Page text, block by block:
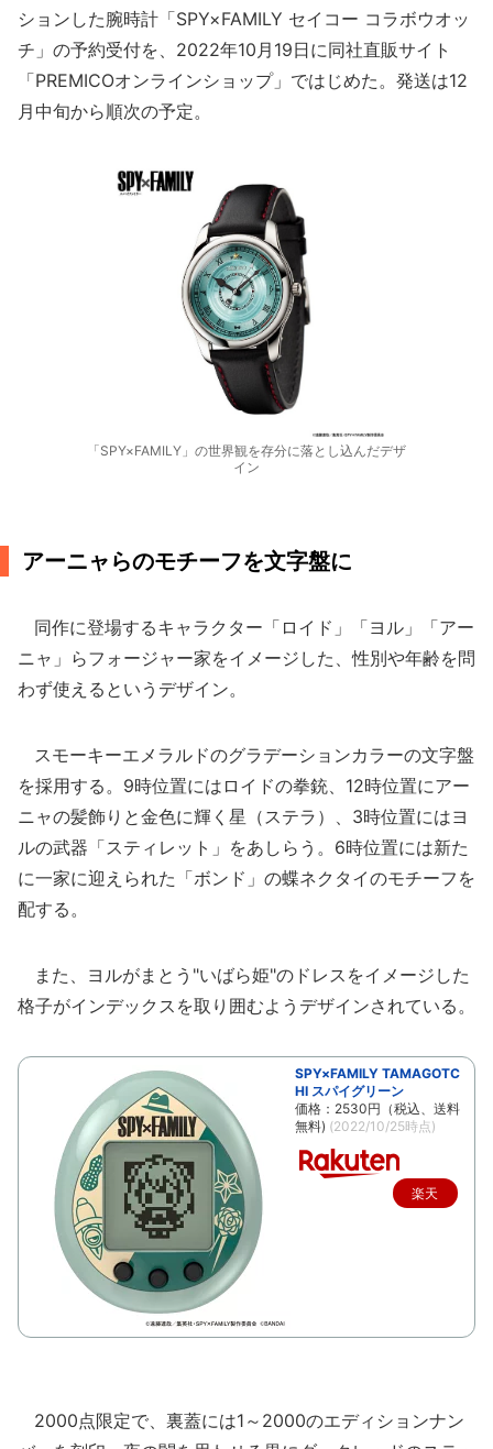
ションした腕時計「SPY×FAMILY セイコー コラボウオッ
チ」の予約受付を、2022年10月19日に同社直販サイト
「PREMICOオンラインショップ」ではじめた。発送は12
月中旬から順次の予定。
「SPY×FAMILY」の世界観を存分に落とし込んだデザ
イン
アーニャらのモチーフを文字盤に
同作に登場するキャラクター「ロイド」「ヨル」「アー
ニャ」らフォージャー家をイメージした、性別や年齢を問
わず使えるというデザイン。
スモーキーエメラルドのグラデーションカラーの文字盤
を採用する。9時位置にはロイドの拳銃、12時位置にアー
ニャの髪飾りと金色に輝く星（ステラ）、3時位置にはヨ
ルの武器「スティレット」をあしらう。6時位置には新た
に一家に迎えられた「ボンド」の蝶ネクタイのモチーフを
配する。
また、ヨルがまとう"いばら姫"のドレスをイメージした
格子がインデックスを取り囲むようデザインされている。
SPY×FAMILY TAMAGOTC
HI スパイグリーン
価格：2530円（税込、送料
無料) (2022/10/25時点)
楽天
2000点限定で、裏蓋には1～2000のエディションナン